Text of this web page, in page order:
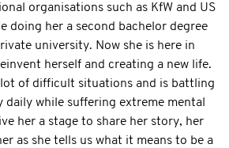
organisations such as KfW and US
doing her a second bachelor degree
university. Now she is here in
herself and creating a new life.
of difficult situations and is battling
daily while suffering extreme mental
her a stage to share her story, her
as she tells us what it means to be a